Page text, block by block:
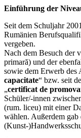
Einführung der
Seit dem Schuljahr
Rumänien
vergeben.
Nach dem Besuch der
primară) und der
sowie dem Erwerb des
capacitate“ bzw. seit
„certificat de
Schüler/-innen
(rum. liceu) mit einer
wählen. Außerdem
(Kunst-